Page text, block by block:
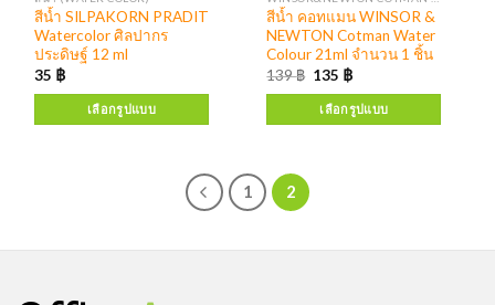
สีน้ำ SILPAKORN PRADIT
Watercolor ศิลปากร
ประดิษฐ์ 12 ml
35 ฿
เลือกรูปแบบ
สีน้ำ คอทแมน WINSOR &
NEWTON Cotman Water
Colour 21ml จำนวน 1 ชิ้น
139฿ 135 ฿
เลือกรูปแบบ
1 2